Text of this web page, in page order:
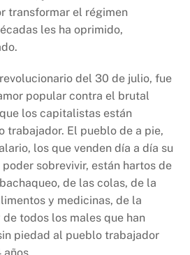
transformar el régimen
les ha oprimido,
del 30 de julio, fue
popular contra el brutal
los capitalistas están
trabajador. El pueblo de a pie,
los que venden día a día su
sobrevivir, están hartos de
de las colas, de la
y medicinas, de la
todos los males que han
piedad al pueblo trabajador